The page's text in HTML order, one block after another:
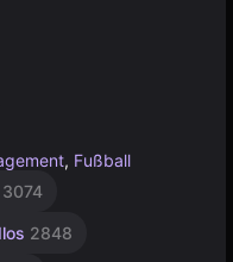
, Fußball
3074
2848